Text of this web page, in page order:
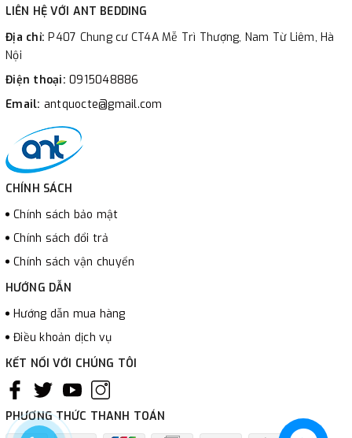
LIÊN HỆ VỚI ANT BEDDING
Địa chỉ:P407 Chung cư CT4A Mễ Trì Thượng, Nam Từ Liêm, Hà
Nội
Điện thoại: 0915048886
Email: antquocte@gmail.com
CHÍNH SÁCH
Chính sách bảo mật
Chính sách đổi trả
Chính sách vận chuyển
HƯỚNG DẪN
Hướng dẫn mua hàng
Điều khoản dịch vụ
KẾT NỐI VỚI CHÚNG TÔI
PHƯƠNG THỨC THANH TOÁN